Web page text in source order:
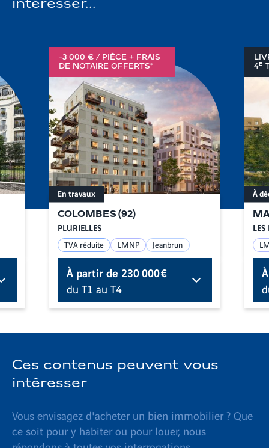
intéresser...
-3 000 € / PIÈCE + FRAIS
DE NOTAIRE OFFERTS*
COLOMBES(92)
PLURIELLES
En travaux
TVA réduite LMNP Jeanbrun
À partir de230 000 €
du T1 au T4
4E
LES
À
Ces contenus peuvent vous
intéresser
Vous envisagez d'acheter un bien immobilier ? Que
ce soit pour y habiter ou pour louer, nous